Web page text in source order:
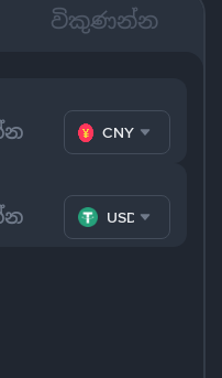
විකුණන්න
CNY
USDT